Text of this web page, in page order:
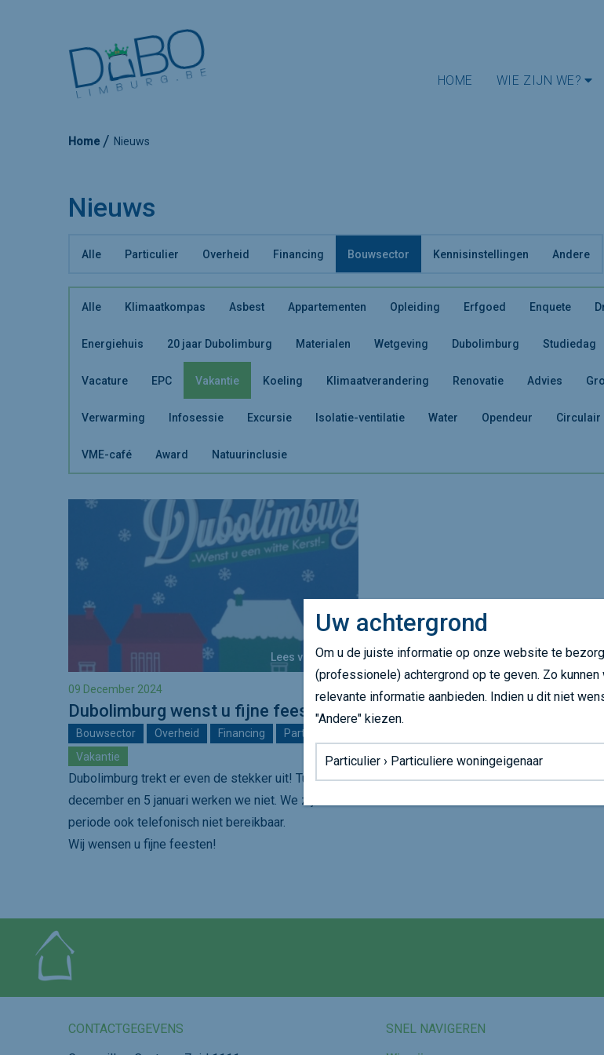
HOME WIE ZIJN WE?
Home Nieuws
Nieuws
Alle Particulier Overheid Financing Bouwsector Kennisinstellingen Andere
Alle Klimaatkompas Asbest Appartementen Opleiding Erfgoed Enquete
Energiehuis 20 jaar Dubolimburg Materialen Wetgeving Dubolimburg Studiedag
Vacature EPC Vakantie Koeling Klimaatverandering Renovatie Advies
Verwarming Infosessie Excursie Isolatie-ventilatie Water Opendeur Circulair
VME-café Award Natuurinclusie
Lees verder
09 December 2024
Dubolimburg wenst u fijne feesten!
Bouwsector Overheid Financing
Particulier
Vakantie
Dubolimburg trekt er even de stekker uit! Tussen 23
december en 5 januari werken we niet. We zijn in die
periode ook telefonisch niet bereikbaar.
Wij wensen u fijne feesten!
CONTACTGEGEVENS
SNEL NAVIGEREN
Uw achtergrond
Om u de juiste informatie op onze website te
(professionele) achtergrond op te geven. Zo kunnen
relevante informatie aanbieden. Indien u dit niet
"Andere" kiezen.
Achtergrond: